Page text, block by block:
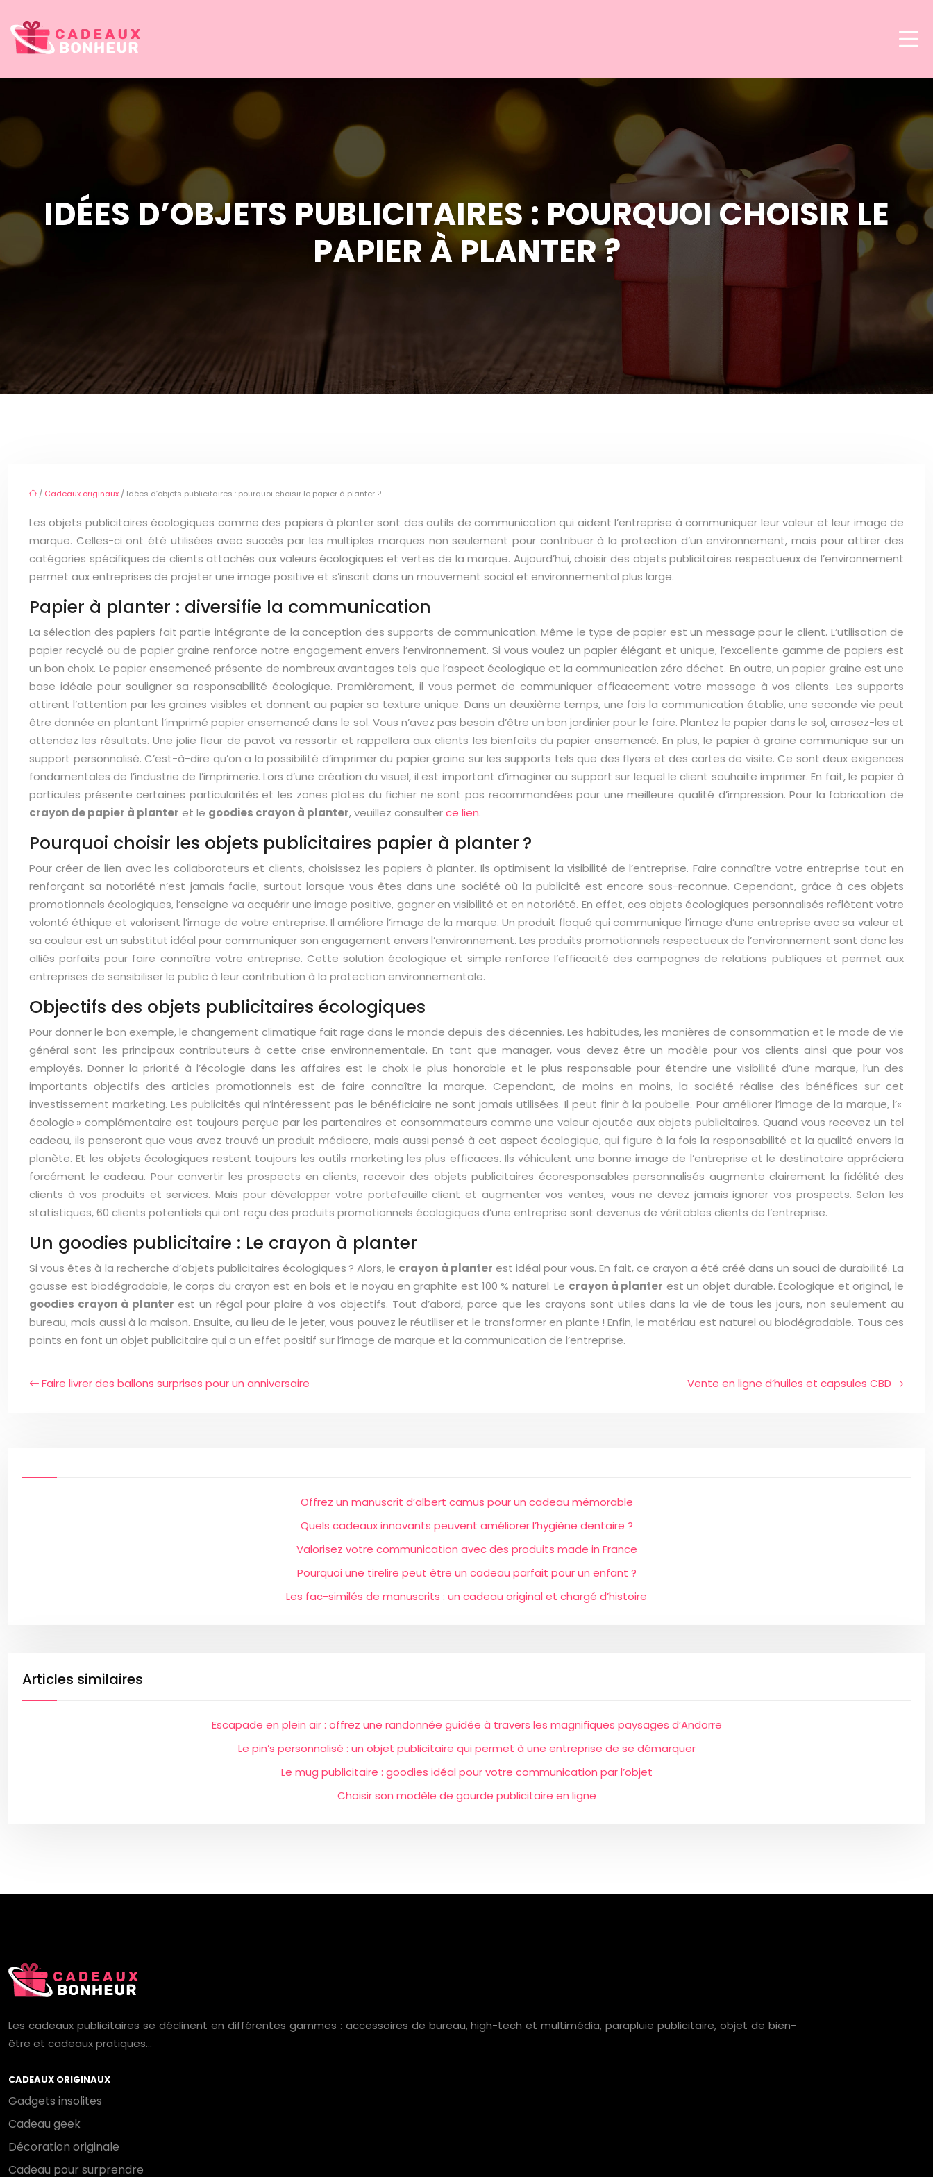
IDÉES D’OBJETS PUBLICITAIRES : POURQUOI CHOISIR LE
PAPIER À PLANTER ?
/ Cadeaux originaux / Idées d’objets publicitaires : pourquoi choisir le papier à planter ?
Les objets publicitaires écologiques comme des papiers à planter sont des outils de communication qui aident l’entreprise à communiquer leur valeur et leur image de
marque. Celles-ci ont été utilisées avec succès par les multiples marques non seulement pour contribuer à la protection d’un environnement, mais pour attirer des
catégories spécifiques de clients attachés aux valeurs écologiques et vertes de la marque. Aujourd’hui, choisir des objets publicitaires respectueux de l’environnement
permet aux entreprises de projeter une image positive et s’inscrit dans un mouvement social et environnemental plus large.
Papier à planter : diversifie la communication
La sélection des papiers fait partie intégrante de la conception des supports de communication. Même le type de papier est un message pour le client. L’utilisation de
papier recyclé ou de papier graine renforce notre engagement envers l’environnement. Si vous voulez un papier élégant et unique, l’excellente gamme de papiers est
un bon choix. Le papier ensemencé présente de nombreux avantages tels que l’aspect écologique et la communication zéro déchet. En outre, un papier graine est une
base idéale pour souligner sa responsabilité écologique. Premièrement, il vous permet de communiquer efficacement votre message à vos clients. Les supports
attirent l’attention par les graines visibles et donnent au papier sa texture unique. Dans un deuxième temps, une fois la communication établie, une seconde vie peut
être donnée en plantant l’imprimé papier ensemencé dans le sol. Vous n’avez pas besoin d’être un bon jardinier pour le faire. Plantez le papier dans le sol, arrosez-les et
attendez les résultats. Une jolie fleur de pavot va ressortir et rappellera aux clients les bienfaits du papier ensemencé. En plus, le papier à graine communique sur un
support personnalisé. C’est-à-dire qu’on a la possibilité d’imprimer du papier graine sur les supports tels que des flyers et des cartes de visite. Ce sont deux exigences
fondamentales de l’industrie de l’imprimerie. Lors d’une création du visuel, il est important d’imaginer au support sur lequel le client souhaite imprimer. En fait, le papier à
particules présente certaines particularités et les zones plates du fichier ne sont pas recommandées pour une meilleure qualité d’impression. Pour la fabrication de
crayon de papier à planter et le goodies crayon à planter, veuillez consulterce lien.
Pourquoi choisir les objets publicitaires papier à planter ?
Pour créer de lien avec les collaborateurs et clients, choisissez les papiers à planter. Ils optimisent la visibilité de l’entreprise. Faire connaître votre entreprise tout en
renforçant sa notoriété n’est jamais facile, surtout lorsque vous êtes dans une société où la publicité est encore sous-reconnue. Cependant, grâce à ces objets
promotionnels écologiques, l’enseigne va acquérir une image positive, gagner en visibilité et en notoriété. En effet, ces objets écologiques personnalisés reflètent votre
volonté éthique et valorisent l’image de votre entreprise. Il améliore l’image de la marque. Un produit floqué qui communique l’image d’une entreprise avec sa valeur et
sa couleur est un substitut idéal pour communiquer son engagement envers l’environnement. Les produits promotionnels respectueux de l’environnement sont donc les
alliés parfaits pour faire connaître votre entreprise. Cette solution écologique et simple renforce l’efficacité des campagnes de relations publiques et permet aux
entreprises de sensibiliser le public à leur contribution à la protection environnementale.
Objectifs des objets publicitaires écologiques
Pour donner le bon exemple, le changement climatique fait rage dans le monde depuis des décennies. Les habitudes, les manières de consommation et le mode de vie
général sont les principaux contributeurs à cette crise environnementale. En tant que manager, vous devez être un modèle pour vos clients ainsi que pour vos
employés. Donner la priorité à l’écologie dans les affaires est le choix le plus honorable et le plus responsable pour étendre une visibilité d’une marque, l’un des
importants objectifs des articles promotionnels est de faire connaître la marque. Cependant, de moins en moins, la société réalise des bénéfices sur cet
investissement marketing. Les publicités qui n’intéressent pas le bénéficiaire ne sont jamais utilisées. Il peut finir à la poubelle. Pour améliorer l’image de la marque, l’«
écologie » complémentaire est toujours perçue par les partenaires et consommateurs comme une valeur ajoutée aux objets publicitaires. Quand vous recevez un tel
cadeau, ils penseront que vous avez trouvé un produit médiocre, mais aussi pensé à cet aspect écologique, qui figure à la fois la responsabilité et la qualité envers la
planète. Et les objets écologiques restent toujours les outils marketing les plus efficaces. Ils véhiculent une bonne image de l’entreprise et le destinataire appréciera
forcément le cadeau. Pour convertir les prospects en clients, recevoir des objets publicitaires écoresponsables personnalisés augmente clairement la fidélité des
clients à vos produits et services. Mais pour développer votre portefeuille client et augmenter vos ventes, vous ne devez jamais ignorer vos prospects. Selon les
statistiques, 60 clients potentiels qui ont reçu des produits promotionnels écologiques d’une entreprise sont devenus de véritables clients de l’entreprise.
Un goodies publicitaire : Le crayon à planter
Si vous êtes à la recherche d’objets publicitaires écologiques ? Alors, le crayon à planter est idéal pour vous. En fait, ce crayon a été créé dans un souci de durabilité. La
gousse est biodégradable, le corps du crayon est en bois et le noyau en graphite est 100 % naturel. Le crayon à planter est un objet durable. Écologique et original, le
goodies crayon à planter est un régal pour plaire à vos objectifs. Tout d’abord, parce que les crayons sont utiles dans la vie de tous les jours, non seulement au
bureau, mais aussi à la maison. Ensuite, au lieu de le jeter, vous pouvez le réutiliser et le transformer en plante ! Enfin, le matériau est naturel ou biodégradable. Tous ces
points en font un objet publicitaire qui a un effet positif sur l’image de marque et la communication de l’entreprise.
Faire livrer des ballons surprises pour un anniversaire Vente en ligne d’huiles et capsules CBD
Offrez un manuscrit d’albert camus pour un cadeau mémorable
Quels cadeaux innovants peuvent améliorer l’hygiène dentaire ?
Valorisez votre communication avec des produits made in France
Pourquoi une tirelire peut être un cadeau parfait pour un enfant ?
Les fac-similés de manuscrits : un cadeau original et chargé d’histoire
Articles similaires
Escapade en plein air : offrez une randonnée guidée à travers les magnifiques paysages d’Andorre
Le pin’s personnalisé : un objet publicitaire qui permet à une entreprise de se démarquer
Le mug publicitaire : goodies idéal pour votre communication par l’objet
Choisir son modèle de gourde publicitaire en ligne
Les cadeaux publicitaires se déclinent en différentes gammes : accessoires de bureau, high-tech et multimédia, parapluie publicitaire, objet de bien-
être et cadeaux pratiques…
CADEAUX ORIGINAUX
Gadgets insolites
Cadeau geek
Décoration originale
Cadeau pour surprendre